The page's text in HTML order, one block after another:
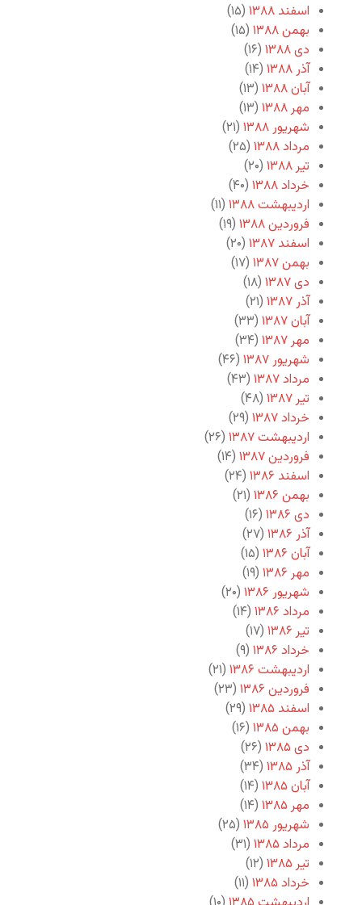
اسفند ۱۳۸۸
(۱۵)
بهمن ۱۳۸۸
(۱۵)
دی ۱۳۸۸
(۱۶)
آذر ۱۳۸۸
(۱۴)
آبان ۱۳۸۸
(۱۳)
مهر ۱۳۸۸
(۱۳)
شهریور ۱۳۸۸
(۲۱)
مرداد ۱۳۸۸
(۲۵)
تیر ۱۳۸۸
(۲۰)
خرداد ۱۳۸۸
(۴۰)
اردیبهشت ۱۳۸۸
(۱۱)
فروردین ۱۳۸۸
(۱۹)
اسفند ۱۳۸۷
(۲۰)
بهمن ۱۳۸۷
(۱۷)
دی ۱۳۸۷
(۱۸)
آذر ۱۳۸۷
(۲۱)
آبان ۱۳۸۷
(۳۳)
مهر ۱۳۸۷
(۳۴)
شهریور ۱۳۸۷
(۴۶)
مرداد ۱۳۸۷
(۴۳)
تیر ۱۳۸۷
(۴۸)
خرداد ۱۳۸۷
(۲۹)
اردیبهشت ۱۳۸۷
(۲۶)
فروردین ۱۳۸۷
(۱۴)
اسفند ۱۳۸۶
(۲۴)
بهمن ۱۳۸۶
(۲۱)
دی ۱۳۸۶
(۱۶)
آذر ۱۳۸۶
(۲۷)
آبان ۱۳۸۶
(۱۵)
مهر ۱۳۸۶
(۱۹)
شهریور ۱۳۸۶
(۲۰)
مرداد ۱۳۸۶
(۱۴)
تیر ۱۳۸۶
(۱۷)
خرداد ۱۳۸۶
(۹)
اردیبهشت ۱۳۸۶
(۲۱)
فروردین ۱۳۸۶
(۲۳)
اسفند ۱۳۸۵
(۲۹)
بهمن ۱۳۸۵
(۱۶)
دی ۱۳۸۵
(۲۶)
آذر ۱۳۸۵
(۳۴)
آبان ۱۳۸۵
(۱۴)
مهر ۱۳۸۵
(۱۴)
شهریور ۱۳۸۵
(۲۵)
مرداد ۱۳۸۵
(۳۱)
تیر ۱۳۸۵
(۱۲)
خرداد ۱۳۸۵
(۱۱)